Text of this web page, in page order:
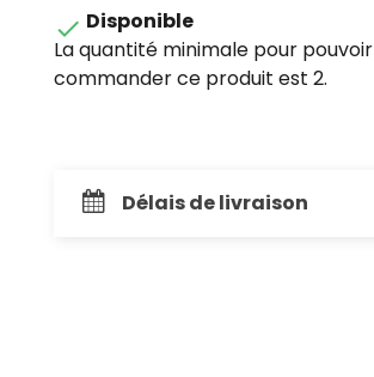
 Disponible
La quantité minimale pour pouvoir
commander ce produit est 2.
Délais de livraison